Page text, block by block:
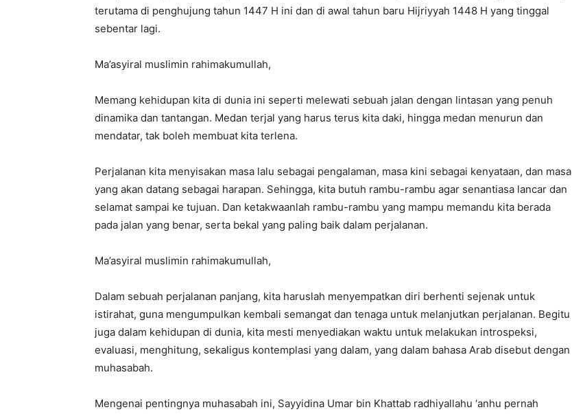
terutama di penghujung tahun 1447 H ini dan di awal tahun baru Hijriyyah 1448 H yang tinggal
sebentar lagi.
Ma’asyiral muslimin rahimakumullah,
Memang kehidupan kita di dunia ini seperti melewati sebuah jalan dengan lintasan yang penuh
dinamika dan tantangan. Medan terjal yang harus terus kita daki, hingga medan menurun dan
mendatar, tak boleh membuat kita terlena.
Perjalanan kita menyisakan masa lalu sebagai pengalaman, masa kini sebagai kenyataan, dan masa
yang akan datang sebagai harapan. Sehingga, kita butuh rambu-rambu agar senantiasa lancar dan
selamat sampai ke tujuan. Dan ketakwaanlah rambu-rambu yang mampu memandu kita berada
pada jalan yang benar, serta bekal yang paling baik dalam perjalanan.
Ma’asyiral muslimin rahimakumullah,
Dalam sebuah perjalanan panjang, kita haruslah menyempatkan diri berhenti sejenak untuk
istirahat, guna mengumpulkan kembali semangat dan tenaga untuk melanjutkan perjalanan. Begitu
juga dalam kehidupan di dunia, kita mesti menyediakan waktu untuk melakukan introspeksi,
evaluasi, menghitung, sekaligus kontemplasi yang dalam, yang dalam bahasa Arab disebut dengan
muhasabah.
Mengenai pentingnya muhasabah ini, Sayyidina Umar bin Khattab radhiyallahu ‘anhu pernah